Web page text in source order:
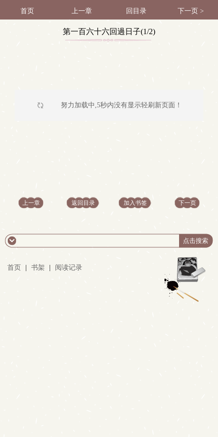
首页 上一章 回目录 下一页 >
第一百六十六回過日子(1/2)
努力加载中,5秒内没有显示轻刷新页面！
上一章 返回目录 加入书签 下一页
首页 书架 阅读记录